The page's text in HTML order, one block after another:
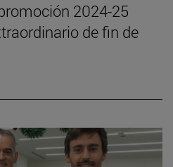
2024-25
de fin de